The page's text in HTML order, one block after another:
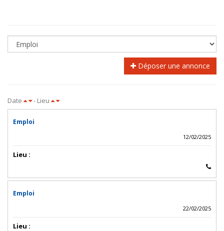
Déposer une annonce
Date - Lieu
Emploi
12/02/2025
Lieu :
Emploi
22/02/2025
Lieu :